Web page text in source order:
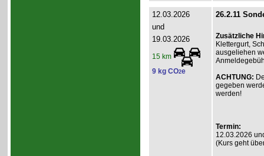
12.03.2026
und
19.03.2026
15 km
9 kg CO2e
26.2.11
Zusätzliche
Klettergurt,
ausgeliehen
ACHTUNG:
gegeben
werden!
Termin:
12.03.2026
(Kurs geht